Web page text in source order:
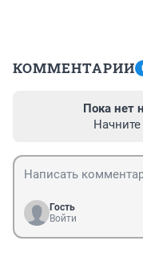
КОММЕНТАРИИ
Пока нет
Гость
Войти